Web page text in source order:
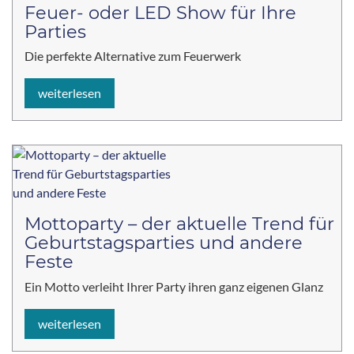
Feuer- oder LED Show für Ihre
Parties
Die perfekte Alternative zum Feuerwerk
weiterlesen
Mottoparty – der aktuelle Trend für
Geburtstagsparties und andere
Feste
Ein Motto verleiht Ihrer Party ihren ganz eigenen Glanz
weiterlesen